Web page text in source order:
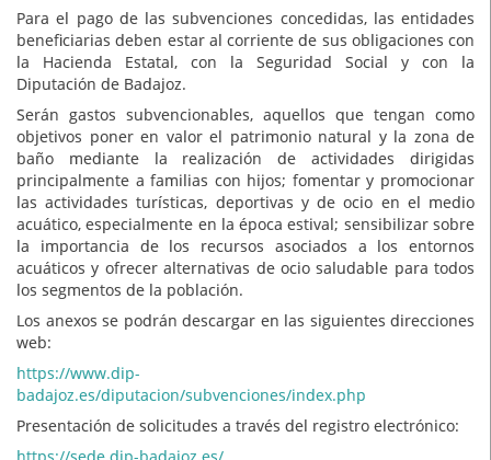
Para el pago de las subvenciones concedidas, las entidades
beneficiarias deben estar al corriente de sus obligaciones con
la Hacienda Estatal, con la Seguridad Social y con la
Diputación de Badajoz.
Serán gastos subvencionables, aquellos que tengan como
objetivos poner en valor el patrimonio natural y la zona de
baño mediante la realización de actividades dirigidas
principalmente a familias con hijos; fomentar y promocionar
las actividades turísticas, deportivas y de ocio en el medio
acuático, especialmente en la época estival; sensibilizar sobre
la importancia de los recursos asociados a los entornos
acuáticos y ofrecer alternativas de ocio saludable para todos
los segmentos de la población.
Los anexos se podrán descargar en las siguientes direcciones
web:
https://www.dip-
badajoz.es/diputacion/subvenciones/index.php
Presentación de solicitudes a través del registro electrónico: